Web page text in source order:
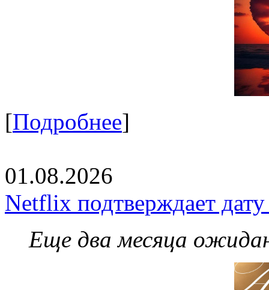
[Подробнее]
01.08.2026
Netflix подтверждает
Еще два месяца